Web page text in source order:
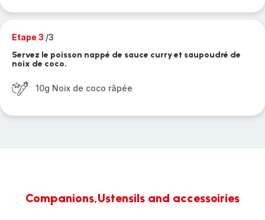
Etape 3 /3
Servez le poisson nappé de sauce curry et saupoudré de
noix de coco.
10g Noix de coco râpée
Companions,Ustensils and accessoiries